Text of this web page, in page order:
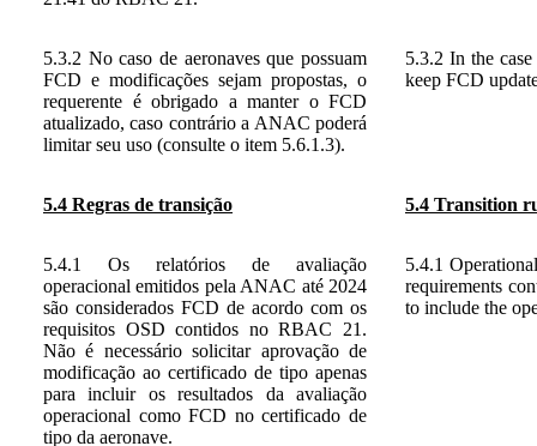
5.3.2 No caso de aeronaves que possuam
FCD e modificações sejam propostas, o
requerente é obrigado a manter o FCD
atualizado, caso contrário a ANAC poderá
limitar seu uso (consulte o item 5.6.1.3).
5.3.2 In the
keep FCD
5.4 Regras de transição 5.4 Transition
5.4.1 Os relatórios de avaliação
operacional emitidos pela ANAC até 2024
são considerados FCD de acordo com os
requisitos OSD contidos no RBAC 21.
Não é necessário solicitar aprovação de
modificação ao certificado de tipo apenas
para incluir os resultados da avaliação
operacional como FCD no certificado de
tipo da aeronave.
5.4.1
requirements
to include the